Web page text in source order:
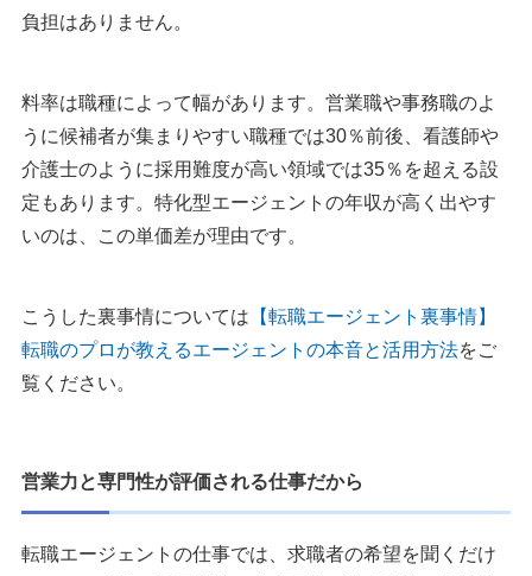
負担はありません。
料率は職種によって幅があります。営業職や事務職のよ
うに候補者が集まりやすい職種では30％前後、看護師や
介護士のように採用難度が高い領域では35％を超える設
定もあります。特化型エージェントの年収が高く出やす
いのは、この単価差が理由です。
こうした裏事情については 【転職エージェント裏事情】
転職のプロが教えるエージェントの本音と活用方法をご
覧ください。
営業力と専門性が評価される仕事だから
転職エージェントの仕事では、求職者の希望を聞くだけ